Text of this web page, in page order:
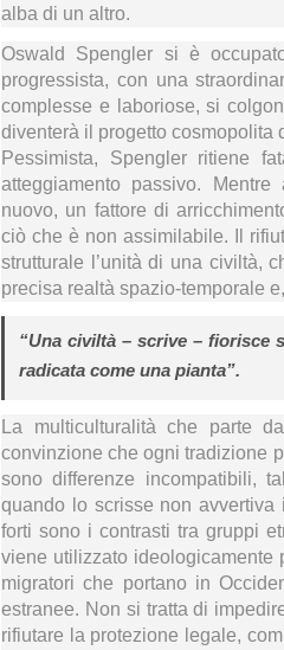
alba di un altro.
Oswald Spengler si è
progressista, con una
complesse e laboriose, si
diventerà il progetto cosmopolita
Pessimista, Spengler ritiene
atteggiamento passivo.
nuovo, un fattore di
ciò che è non assimilabile. Il
strutturale l’unità di una civiltà,
precisa realtà spazio-temporale
“Una civiltà –scrive – fiorisce
radicata come una pianta”.
La multiculturalità che parte
convinzione che ogni tradizione
sono differenze incompatibili,
quando lo scrisse non
forti sono i contrasti tra gruppi
viene utilizzato ideologicamente
migratori che portano in
estranee. Non si tratta di
rifiutare la protezione legale,